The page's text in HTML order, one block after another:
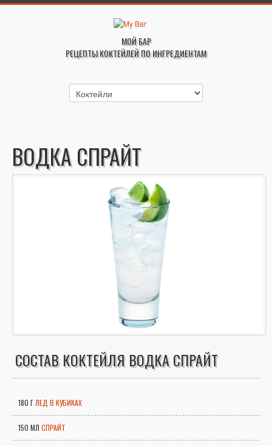
МОЙ БАР
РЕЦЕПТЫ КОКТЕЙЛЕЙ ПО ИНГРЕДИЕНТАМ
ВОДКА СПРАЙТ
СОСТАВ КОКТЕЙЛЯ ВОДКА СПРАЙТ
180 ГЛЕД В КУБИКАХ
150 МЛ СПРАЙТ